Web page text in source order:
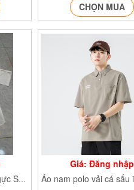
CHỌN MUA
Áo sơ mi nam phối túi ngực SMphoicotuinguc65
Giá: Đăng nhập